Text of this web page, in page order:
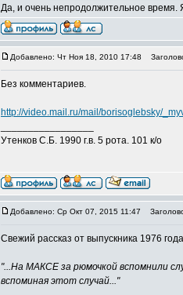
Да, и очень непродолжительное
Добавлено: Чт Ноя 18, 2010 17:48
Без комментариев.
http://video.mail.ru/mail/borisoglebsky/
Утенков С.Б. 1990 г.в. 5 рота. 101 к/о
Добавлено: Ср Окт 07, 2015 11:47
Свежий рассказ от выпускника 1976
"...На МАКСЕ за рюмочкой вспомнили
вспоминая этот случай..."